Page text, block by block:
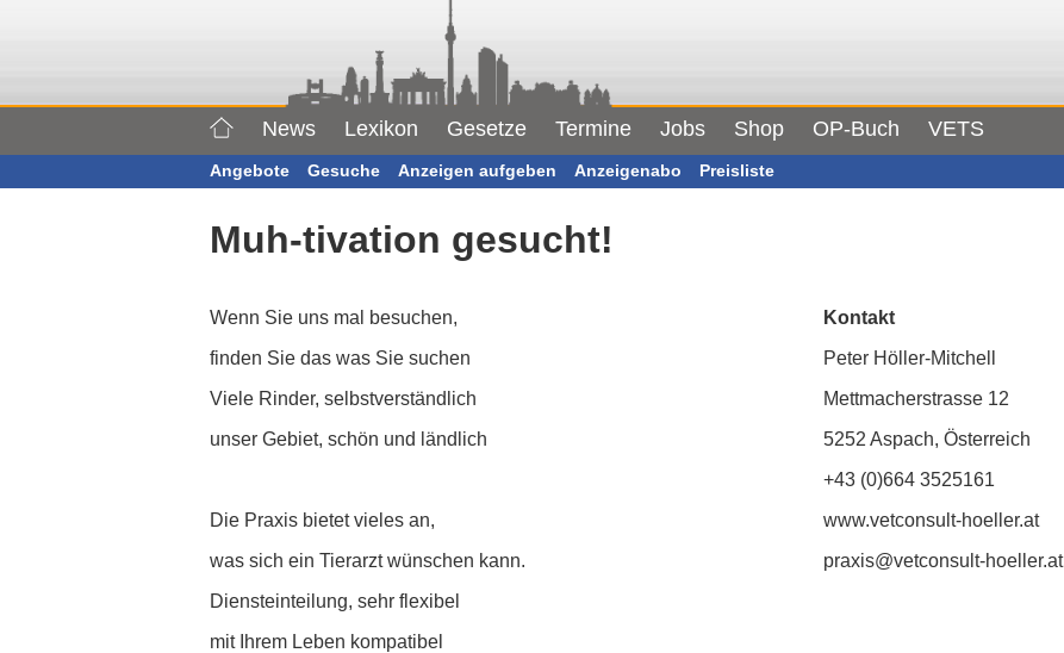
News Lexikon Gesetze Termine Jobs Shop OP-Buch VETS
Angebote Gesuche Anzeigen aufgeben Anzeigenabo Preisliste
Muh-tivation gesucht!
Wenn Sie uns mal besuchen,
finden Sie das was Sie suchen
Viele Rinder, selbstverständlich
unser Gebiet, schön und ländlich
Die Praxis bietet vieles an,
was sich ein Tierarzt wünschen kann.
Diensteinteilung, sehr flexibel
mit Ihrem Leben kompatibel
Kontakt
Peter Höller-Mitchell
Mettmacherstrasse 12
5252 Aspach, Österreich
+43 (0)664 3525161
www.vetconsult-hoeller.at
praxis@vetconsult-hoeller.at